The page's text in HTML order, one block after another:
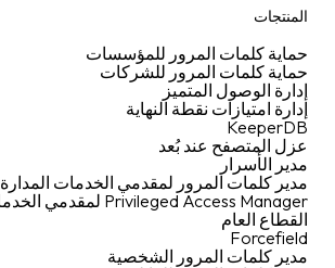
المنتجات
حماية كلمات المرور للمؤسسات
حماية كلمات المرور للشركات
إدارة الوصول المتميز
إدارة امتيازات نقطة النهاية
KeeperDB
عزل المتصفح عند بُعد
مدير الأسرار
مدير كلمات المرور لمقدمي الخدمات المدارة
Privileged Access Manager لمقدمي الخدمات المدارة
القطاع العام
Forcefield
مدير كلمات المرور الشخصية